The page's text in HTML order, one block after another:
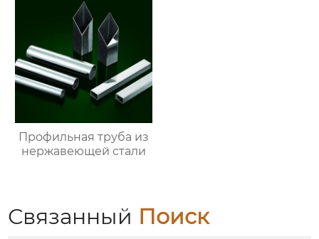
Профильная труба из
нержавеющей стали
Связанный Поиск